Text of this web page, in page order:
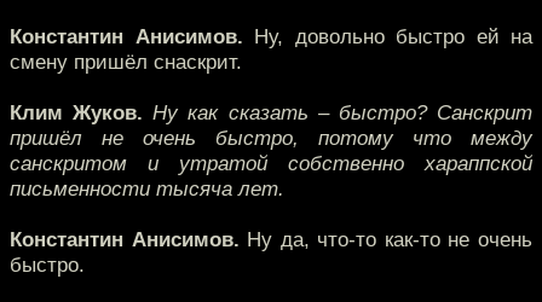
Константин Анисимов. Ну, довольно быстро ей на
смену пришёл снаскрит.
Клим Жуков. Ну как сказать – быстро? Санскрит
пришёл не очень быстро, потому что между
санскритом и утратой собственно хараппской
письменности тысяча лет.
Константин Анисимов. Ну да, что-то как-то не очень
быстро.